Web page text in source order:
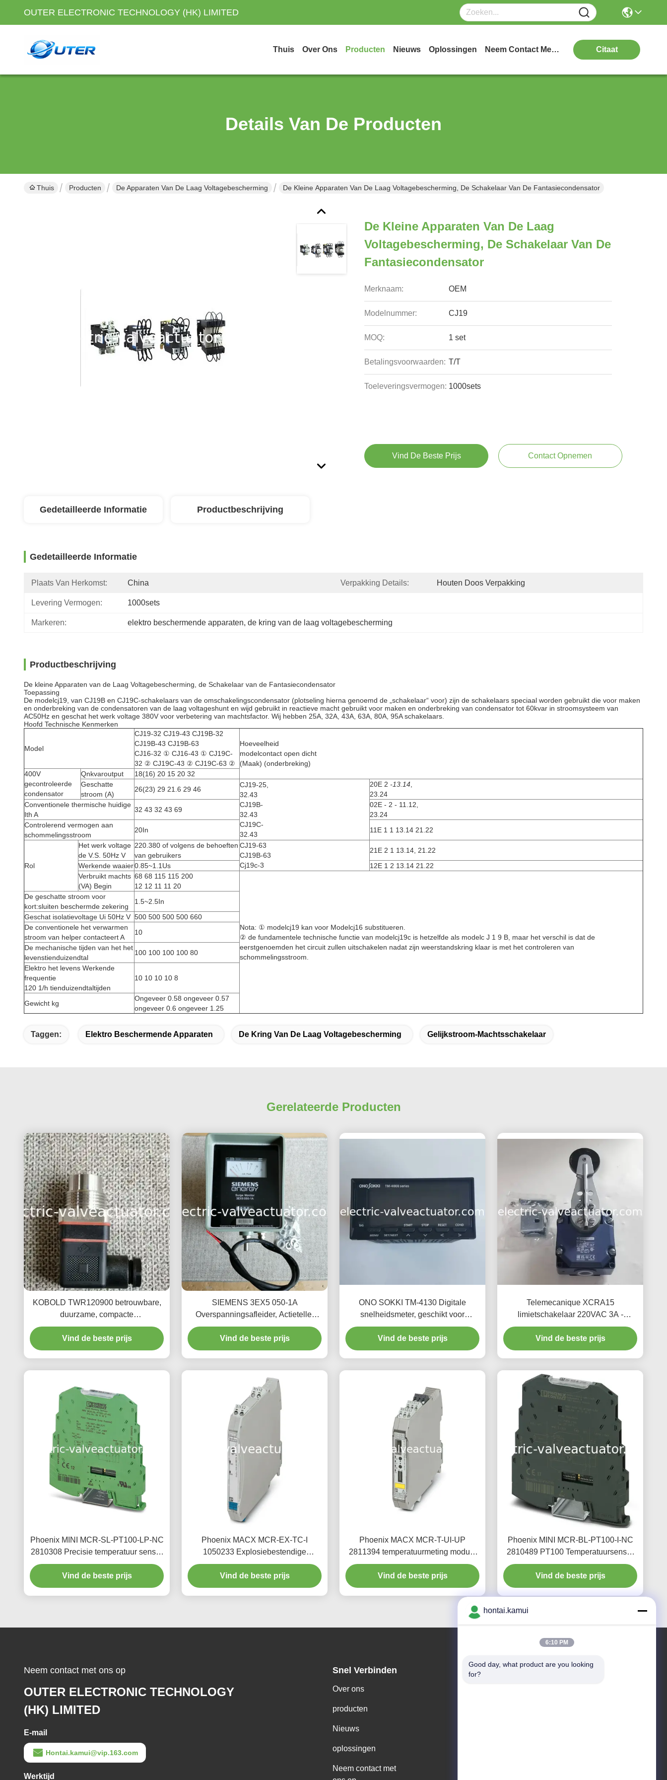
OUTER ELECTRONIC TECHNOLOGY (HK) LIMITED
Thuis Over Ons Producten Nieuws Oplossingen Neem Contact Met Ons Op Citaat
Details Van De Producten
Thuis Producten De Apparaten Van De Laag Voltagebescherming De Kleine Apparaten Van De Laag Voltagebescherming, De Schakelaar Van De Fantasiecondensator
De Kleine Apparaten Van De Laag
Voltagebescherming, De Schakelaar Van De
Fantasiecondensator
Merknaam: OEM
Modelnummer: CJ19
MOQ: 1 set
Betalingsvoorwaarden: T/T
Toeleveringsvermogen: 1000sets
Vind De Beste Prijs Contact Opnemen
Gedetailleerde Informatie Productbeschrijving
Gedetailleerde Informatie
Plaats Van Herkomst: China Verpakking Details: Houten Doos Verpakking
Levering Vermogen: 1000sets
Markeren: elektro beschermende apparaten, de kring van de laag voltagebescherming
Productbeschrijving
De kleine Apparaten van de Laag Voltagebescherming, de Schakelaar van de Fantasiecondensator
Toepassing
De modelcj19, van CJ19B en CJ19C-schakelaars van de omschakelingscondensator (plotseling hierna genoemd de „schakelaar“ voor) zijn de schakelaars speciaal worden gebruikt die voor maken
en onderbreking van de condensatoren van de laag voltageshunt en wijd gebruikt in reactieve macht gebruikt voor maken en onderbreking van condensator tot 60kvar in stroomsysteem van
AC50Hz en geschat het werk voltage 380V voor verbetering van machtsfactor. Wij hebben 25A, 32A, 43A, 63A, 80A, 95A schakelaars.
Hoofd Technische Kenmerken
Model
CJ19-32 CJ19-43 CJ19B-32
CJ19B-43 CJ19B-63
CJ16-32 ① CJ16-43 ① CJ19C-
32 ② CJ19C-43 ② CJ19C-63 ②
Hoeveelheid
modelcontact open dicht
(Maak) (onderbreking)
400V
gecontroleerde
condensator
Qnkvaroutput
18(16) 20 15 20 32
Geschatte
stroom (A)
26(23) 29 21.6 29 46
CJ19-25,
32.43
CJ19B-
32.43
CJ19C-
32.43
20E 2 -13.14
23.24
Conventionele thermische huidige
Ith A
32 43 32 43 69
02E - 2 - 11.12,
23.24
Controlerend vermogen aan
schommelingsstroom
20In 11E 1 1 13.14 21.22
Rol
Het werk voltage
de V.S. 50Hz V
220.380 of volgens de behoeften
van gebruikers
CJ19-63
CJ19B-63
Cj19c-3
21E 2 1 13.14, 21.22
Werkende waaier0.85~1.1Us
12E 1 2 13.14 21.22
Verbruikt machts
(VA) Begin
68 68 115 115 200
12 12 11 11 20
Nota: ① modelcj19 kan voor Modelcj16 substitueren.
② de fundamentele technische functie van modelcj19c is hetzelfde als modelc J 1 9 B, maar het verschil is dat de
eerstgenoemden het circuit zullen uitschakelen nadat zijn weerstandskring klaar is met het controleren van
schommelingsstroom.
De geschatte stroom voor
kort:sluiten beschermde zekering
1.5~2.5In
Geschat isolatievoltage Ui 50Hz V 500 500 500 500 660
De conventionele het verwarmen
stroom van helper contacteert A
10
De mechanische tijden van het het
levenstienduizendtal
100 100 100 100 80
Elektro het levens Werkende
frequentie
120 1/h tienduizendtaltijden
10 10 10 10 8
Gewicht kg
Ongeveer 0.58 ongeveer 0.57
ongeveer 0.6 ongeveer 1.25
Taggen: Elektro Beschermende Apparaten De Kring Van De Laag Voltagebescherming Gelijkstroom-Machtsschakelaar
Gerelateerde Producten
KOBOLD TWR120900 betrouwbare,
duurzame, compacte
terminalschakelaar voor industriële
automatisering
Vind de beste prijs
SIEMENS 3EX5 050-1A
Overspanningsafleider, Actieteller
voor bliksembeveiliging, SPD-teller
Vind de beste prijs
ONO SOKKI TM-4130 Digitale
snelheidsmeter, geschikt voor
verschillende snelheidsmeting
Vind de beste prijs
Telemecanique XCRA15
limietschakelaar 220VAC 3A -
industriële verplaatsingsbeperker
Vind de beste prijs
Phoenix MINI MCR-SL-PT100-LP-NC
2810308 Precisie temperatuur sensor
zender
Vind de beste prijs
Phoenix MACX MCR-EX-TC-I
1050233 Explosiebestendige
temperatuurmetingszender
Vind de beste prijs
Phoenix MACX MCR-T-UI-UP
2811394 temperatuurmeting module
heeft een hoge nauwkeurigheid
Vind de beste prijs
Phoenix MINI MCR-BL-PT100-I-NC
2810489 PT100 Temperatuursensor
Transmitter
Vind de beste prijs
Neem contact met ons op
OUTER ELECTRONIC TECHNOLOGY
(HK) LIMITED
E-mail
Hontai.kamui@vip.163.com
Werktijd
Snel Verbinden
Over ons
producten
Nieuws
oplossingen
Neem contact met
Ons adres
hontai.kamui
6:10 PM
Good day, what product are you looking
for?